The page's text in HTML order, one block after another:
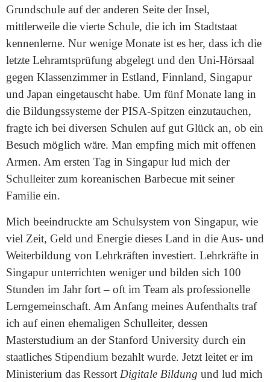
Grundschule auf der anderen Seite der Insel,
mittlerweile die vierte Schule, die ich im Stadtstaat
kennenlerne. Nur wenige Monate ist es her, dass ich die
letzte Lehramtsprüfung abgelegt und den Uni-Hörsaal
gegen Klassenzimmer in Estland, Finnland, Singapur
und Japan eingetauscht habe. Um fünf Monate lang in
die Bildungssysteme der PISA-Spitzen einzutauchen,
fragte ich bei diversen Schulen auf gut Glück an, ob ein
Besuch möglich wäre. Man empfing mich mit offenen
Armen. Am ersten Tag in Singapur lud mich der
Schulleiter zum koreanischen Barbecue mit seiner
Familie ein.
Mich beeindruckte am Schulsystem von Singapur, wie
viel Zeit, Geld und Energie dieses Land in die Aus- und
Weiterbildung von Lehrkräften investiert. Lehrkräfte in
Singapur unterrichten weniger und bilden sich 100
Stunden im Jahr fort – oft im Team als professionelle
Lerngemeinschaft. Am Anfang meines Aufenthalts traf
ich auf einen ehemaligen Schulleiter, dessen
Masterstudium an der Stanford University durch ein
staatliches Stipendium bezahlt wurde. Jetzt leitet er im
Ministerium das Ressort Digitale Bildung und lud mich